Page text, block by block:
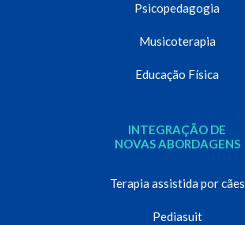
Psicopedagogia
Musicoterapia
Educação Física
INTEGRAÇÃO DE
NOVAS ABORDAGENS
Terapia assistida por cães
Pediasuit